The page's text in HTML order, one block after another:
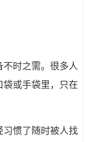
不时之需。很多人
袋或手袋里，只在
习惯了随时被人找